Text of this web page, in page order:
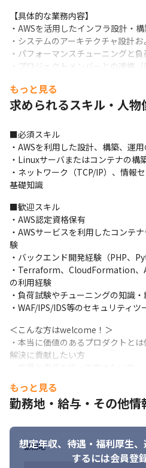
【具体的な業務内容】
・AWSを活用したインフラ設計・
・システムのアーキテクチャ設計
・パフォーマンスチューニングと
・プロジェクトメンバーとの連携（
（変更の範囲）会社の定める業務
エンジニアリング部門には多様なバ
ーが集結しています。
PM、バックエンドエンジニア、フ
イナーなど、職域を超えたコラボ
境です。
もっと見る
求められるスキル・人物
■必須スキル
・AWSを利用した設計、構築、運
・Linuxサーバまたはコンテナの構
・ネットワーク（TCP/IP）、情報
基礎知識
■歓迎スキル
・AWS認定資格保有
・AWSサービスを利用したコンテ
験
・バックエンド開発経験（PHP、
・Terraform、CloudFormation、
の利用経験
・負荷試験やチューニングの知識
・WAF/IPS/IDS等のセキュリティ
＜こんな方はwelcome！＞
・本当に価値のあるプロダクトと
解決に貢献したい方
・トライ＆エラーを繰り返しながら
もっと見る
勤務地・給与・その他情
想定年収、待遇・福利厚生、
するには会員登
勤務地